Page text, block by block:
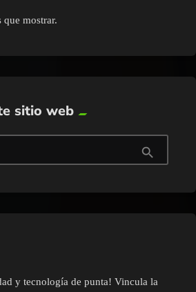
mostrar.
sitio web
search
y tecnología de punta! Vincula la